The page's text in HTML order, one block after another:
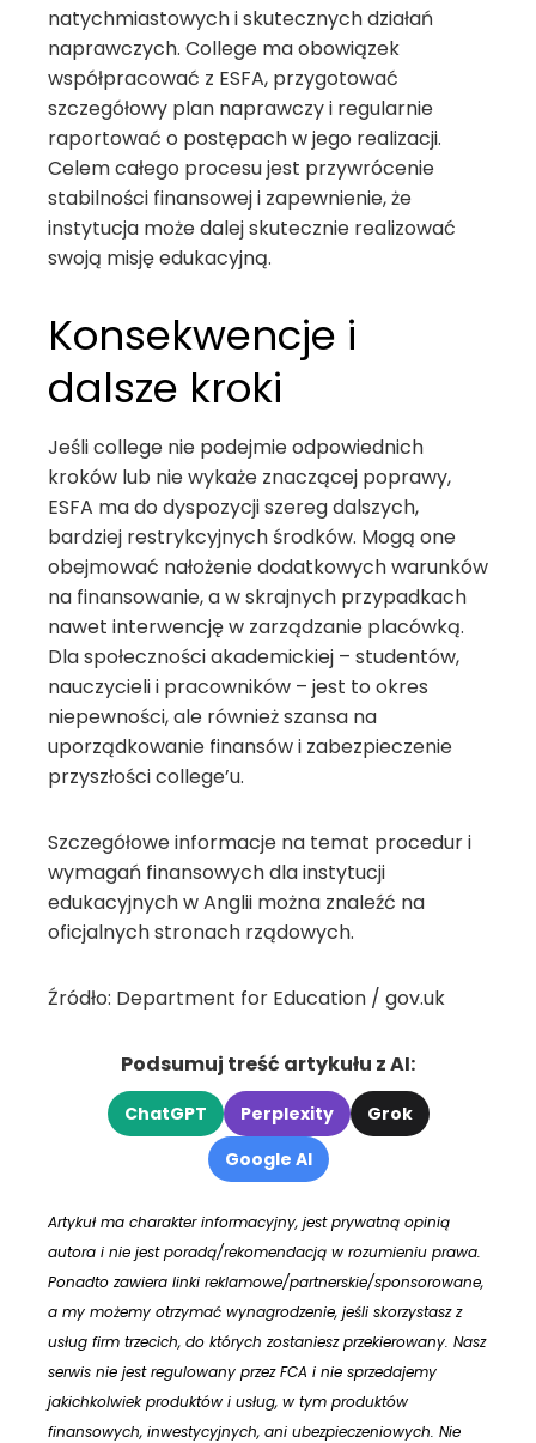
natychmiastowych i skutecznych działań
naprawczych. College ma obowiązek
współpracować z ESFA, przygotować
szczegółowy plan naprawczy i regularnie
raportować o postępach w jego realizacji.
Celem całego procesu jest przywrócenie
stabilności finansowej i zapewnienie, że
instytucja może dalej skutecznie realizować
swoją misję edukacyjną.
Konsekwencje i
dalsze kroki
Jeśli college nie podejmie odpowiednich
kroków lub nie wykaże znaczącej poprawy,
ESFA ma do dyspozycji szereg dalszych,
bardziej restrykcyjnych środków. Mogą one
obejmować nałożenie dodatkowych warunków
na finansowanie, a w skrajnych przypadkach
nawet interwencję w zarządzanie placówką.
Dla społeczności akademickiej – studentów,
nauczycieli i pracowników – jest to okres
niepewności, ale również szansa na
uporządkowanie finansów i zabezpieczenie
przyszłości college’u.
Szczegółowe informacje na temat procedur i
wymagań finansowych dla instytucji
edukacyjnych w Anglii można znaleźć na
oficjalnych stronach rządowych.
Źródło: Department for Education / gov.uk
Podsumuj treść artykułu z AI:
ChatGPT Perplexity
Grok
Google AI
Artykuł ma charakter informacyjny, jest prywatną opinią
autora i nie jest poradą/rekomendacją w rozumieniu prawa.
Ponadto zawiera linki reklamowe/partnerskie/sponsorowane,
a my możemy otrzymać wynagrodzenie, jeśli skorzystasz z
usług firm trzecich, do których zostaniesz przekierowany. Nasz
serwis nie jest regulowany przez FCA i nie sprzedajemy
jakichkolwiek produktów i usług, w tym produktów
finansowych, inwestycyjnych, ani ubezpieczeniowych. Nie